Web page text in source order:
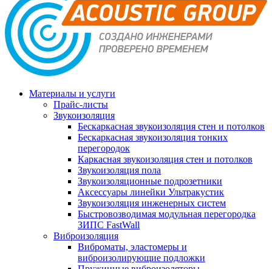
Материалы и услуги
Прайс-листы
Звукоизоляция
Бескаркасная звукоизоляция стен и потолков
Бескаркасная звукоизоляция тонких
перегородок
Каркасная звукоизоляция стен и потолков
Звукоизоляция пола
Звукоизоляционные подрозетники
Аксессуары линейки Ультракустик
Звукоизоляция инженерных систем
Быстровозводимая модульная перегородка
ЗИПС FastWall
Виброизоляция
Виброматы, эластомеры и
виброизолирующие подложки